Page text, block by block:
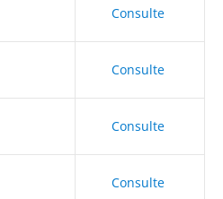
Consulte
Consulte
Consulte
Consulte